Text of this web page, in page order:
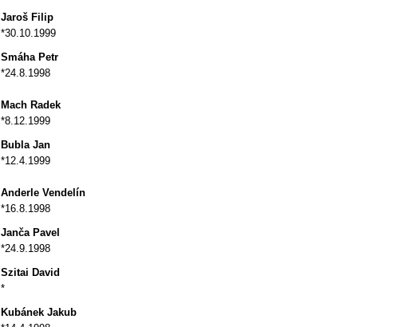
Jaroš Filip
*30.10.1999
Smáha Petr
*24.8.1998
Mach Radek
*8.12.1999
Bubla Jan
*12.4.1999
Anderle Vendelín
*16.8.1998
Janča Pavel
*24.9.1998
Szitai David
*
Kubánek Jakub